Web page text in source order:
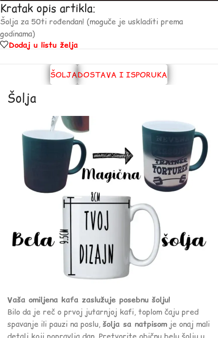
Kratak opis artikla:
Šolja za 50ti rođendan! (moguče je uskladiti prema
godinama)
Dodaj u listu želja
ŠOLJADOSTAVA I ISPORUKA
Šolja
Vaša omiljena kafa zaslužuje posebnu šolju!
Bilo da je reč o prvoj jutarnjoj kafi, toplom čaju pred
spavanje ili pauzi na poslu, šolja sa natpisomje onaj mali